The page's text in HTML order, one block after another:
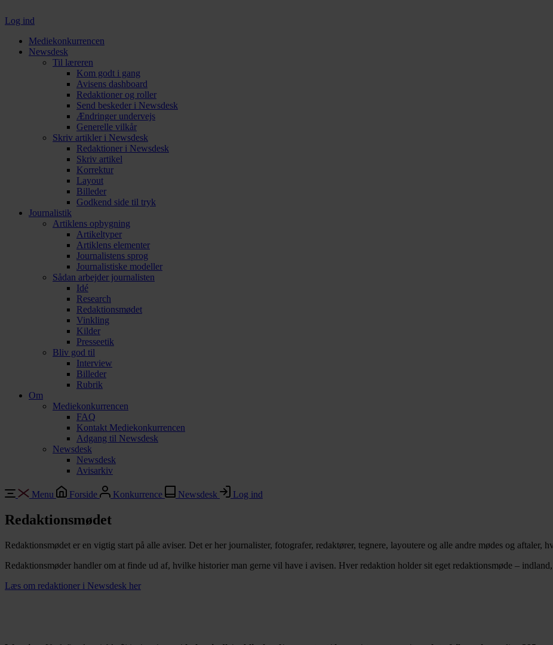
Log ind
Mediekonkurrencen
Newsdesk
Til læreren
Kom godt i gang
Avisens dashboard
Redaktioner og roller
Send beskeder i Newsdesk
Ændringer undervejs
Generelle vilkår
Skriv artikler i Newsdesk
Redaktioner i Newsdesk
Skriv artikel
Korrektur
Layout
Billeder
Godkend side til tryk
Journalistik
Artiklens opbygning
Artikeltyper
Artiklens elementer
Journalistens sprog
Journalistiske modeller
Sådan arbejder journalisten
Idé
Research
Redaktionsmødet
Vinkling
Kilder
Presseetik
Bliv god til
Interview
Billeder
Rubrik
Om
Mediekonkurrencen
FAQ
Kontakt Mediekonkurrencen
Adgang til Newsdesk
Newsdesk
Newsdesk
Avisarkiv
Menu Forside Konkurrence Newsdesk Log ind
Redaktionsmødet
Redaktionsmødet er en vigtig start på alle aviser. Det er her journalister, fotografer, redaktører, tegnere, layoutere og alle andre mødes og aftaler,
Redaktionsmøder handler om at finde ud af, hvilke historier man gerne vil have i avisen. Hver redaktion holder sit eget redaktionsmøde –
Læs om redaktioner i Newsdesk her